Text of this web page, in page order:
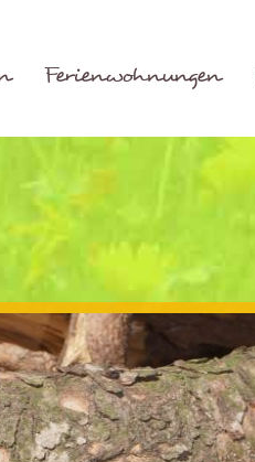
Ferienwohnungen